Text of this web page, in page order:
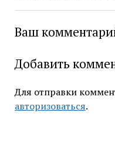
Ваш
Добавить
Для отправки
авторизоваться.